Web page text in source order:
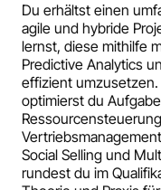
Du erhältst einen
agile und hybride
lernst, diese mithilfe
Predictive Analytics
effizient
optimierst du
Social Selling und
rundest du im